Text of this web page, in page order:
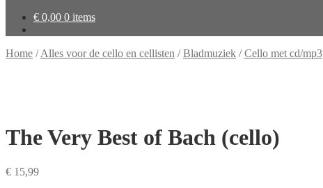
€ 0,00 0 items
Home /Alles voor de cello en cellisten /Bladmuziek /Cello met cd/mp3
The Very Best of Bach (cello)
€ 15,99